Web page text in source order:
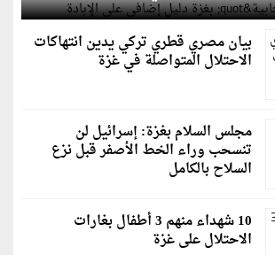
بيان مصري قطري تركي يدين انتهاكات
الاحتلال المتواصلة في غزة
مجلس السلام بغزة: إسرائيل لن
تنسحب وراء الخط الأصفر قبل نزع
السلاح بالكامل
10 شهداء منهم 3 أطفال بغارات
الاحتلال على غزة